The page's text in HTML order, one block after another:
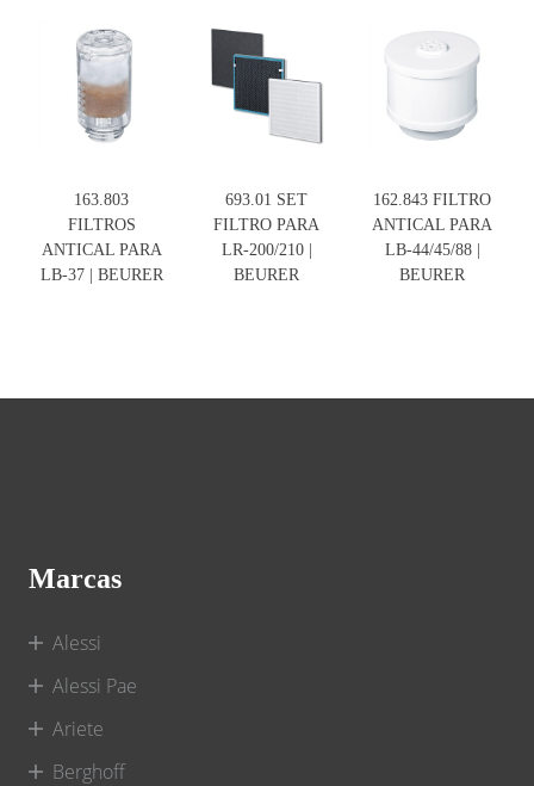
163.803
FILTROS
ANTICAL PARA
LB-37 | BEURER
693.01 SET
FILTRO PARA
LR-200/210 |
BEURER
162.843 FILTRO
ANTICAL PARA
LB-44/45/88 |
BEURER
Marcas
Alessi
Alessi Pae
Ariete
Berghoff